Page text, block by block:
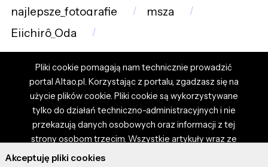
najlepsze_fotografie
msza
Eiichirô_Oda
Pliki cookie pomagają nam technicznie prowadzić
portal Altao.pl. Korzystając z portalu, zgadzasz się na
użycie plików cookie. Pliki cookie są wykorzystywane
tylko do działań techniczno-administracyjnych i nie
przekazują danych osobowych oraz informacji z tej
strony osobom trzecim. Wszystkie artykuły wraz ze
zdjęciami i materiałami dostępnymi na portalu są
Akceptuję pliki cookies